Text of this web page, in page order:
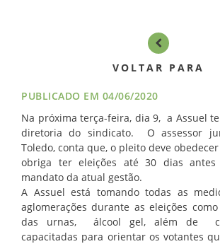
CONTATO
VOLTAR PARA
PUBLICADO EM 04/06/2020
Na próxima terça-feira, dia 9, a Assuel
diretoria do sindicato. O assessor
Toledo, conta que, o pleito deve
obriga ter eleições até 30 dias
mandato da atual gestão.
A Assuel está tomando todas as
aglomerações durante as eleições
das urnas, álcool gel, além de
capacitadas para orientar os votantes